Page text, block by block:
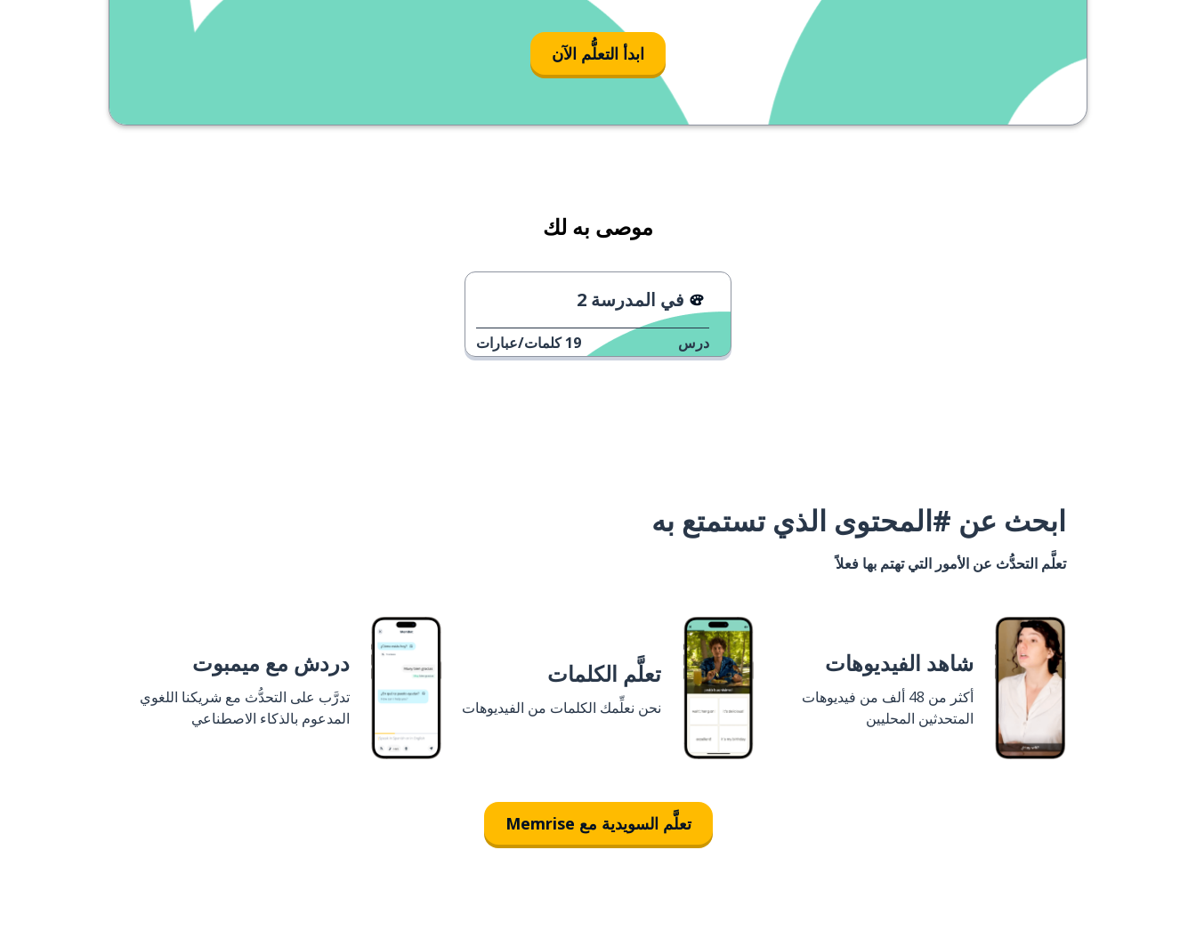
fem år sedan
ابدأ التعلُّم الآن
موصى به لك
في المدرسة 2
درس 19 كلمات/عبارات
ابحث عن #المحتوى الذي تستمتع به
تعلَّم التحدُّث عن الأمور التي تهتم بها فعلاً
شاهد الفيديوهات
أكثر من 48 ألف من فيديوهات
المتحدثين المحليين
تعلَّم الكلمات
نحن نعلِّمك الكلمات من الفيديوهات
دردش مع ميمبوت
تدرَّب على التحدُّث مع شريكنا اللغوي
المدعوم بالذكاء الاصطناعي
تعلَّم السويدية مع Memrise